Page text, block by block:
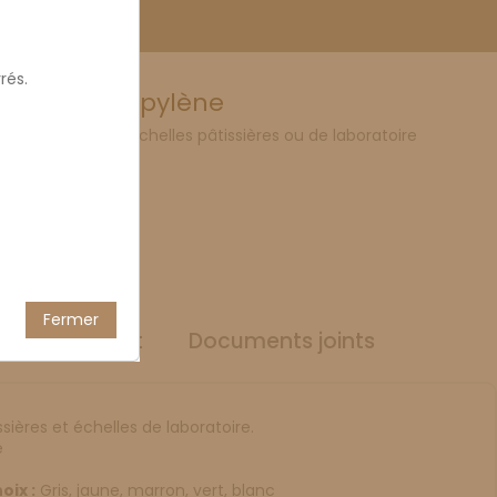
polypropylène
adapté aux échelles pâtissières ou de laboratoire
du produit Documents joints
et échelles de laboratoire.
: Gris, jaune, marron, vert, blanc
Fermer